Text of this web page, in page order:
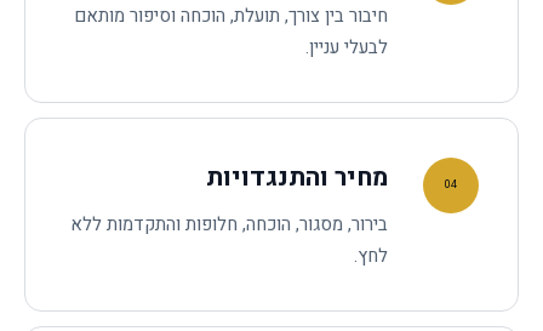
חיבור בין צורך, תועלת, הוכחה וסיפור מותאם
לבעלי עניין.
04 מחיר והתנגדויות
בירור, מסגור, הוכחה, חלופות והתקדמות ללא
לחץ.